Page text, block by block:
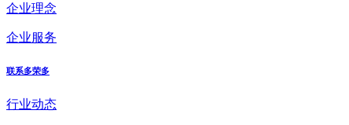
企业理念
企业服务
联系多荣多
行业动态